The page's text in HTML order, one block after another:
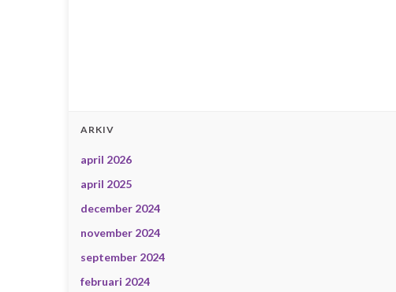
ARKIV
april 2026
april 2025
december 2024
november 2024
september 2024
februari 2024